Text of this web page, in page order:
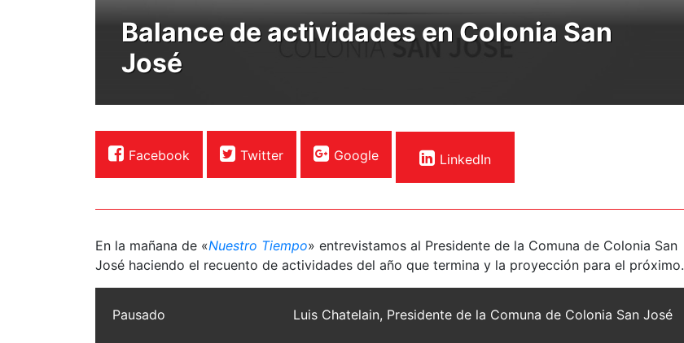
Balance de actividades en Colonia San
José
Facebook Twitter Google LinkedIn
En la mañana de «Nuestro Tiempo» entrevistamos al Presidente de la Comuna de Colonia San
José haciendo el recuento de actividades del año que termina y la proyección para el próximo.
Pausado Luis Chatelain, Presidente de la Comuna de Colonia San José